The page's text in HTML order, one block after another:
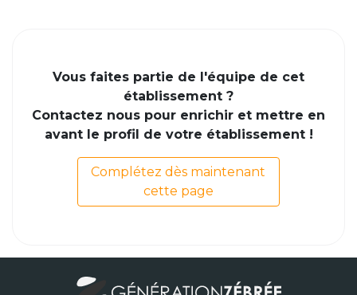
Vous faites partie de l'équipe de cet
établissement ?
Contactez nous pour enrichir et mettre en
avant le profil de votre établissement !
Complétez dès maintenant
cette page